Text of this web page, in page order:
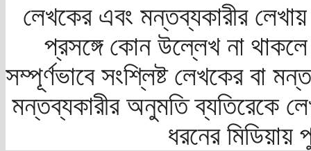
লেখকের এবং মন্তব্যকারীর
প্রসঙ্গে কোন উল্লেখ না
সম্পূর্ণভাবে সংশ্লিষ্ট লেখকের বা
মন্তব্যকারীর অনুমতি ব্যতিরেকে
ধরনের মিডিয়ায়